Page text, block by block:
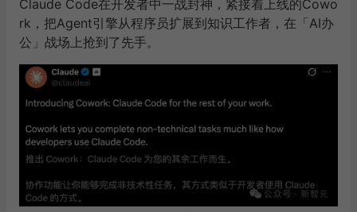
这次更新放在更大的坐标系里看，是AI双雄争夺「工作
层」的又一个关键回合。
年初，Anthropic率先出手。
Claude Code在开发者中一战封神，紧接着上线的Cowo
rk，把Agent引擎从程序员扩展到知识工作者，在「AI办
公」战场上抢到了先手。